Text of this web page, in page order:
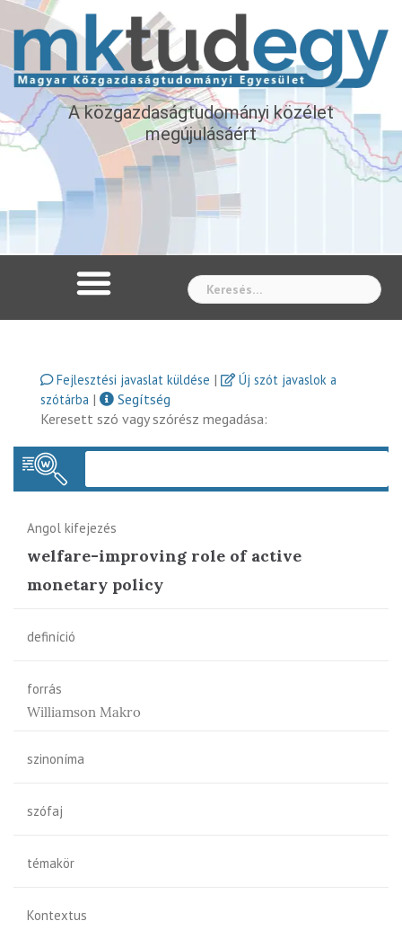
A közgazdaságtudományi közélet
megújulásáért
Fejlesztési javaslat küldése |
Új szót javaslok a
szótárba |
Segítség
Keresett szó vagy szórész megadása:
Angol kifejezés
welfare-improving role of active
monetary policy
definíció
forrás
Williamson Makro
szinoníma
szófaj
témakör
Kontextus